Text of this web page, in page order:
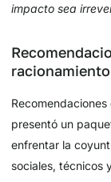
impacto sea
presentó un
enfrentar la
sociales, técnicos